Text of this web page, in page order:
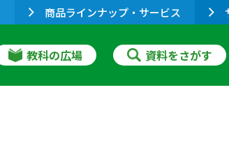
商品ラインナップ・サービス
教科の広場 資料をさがす